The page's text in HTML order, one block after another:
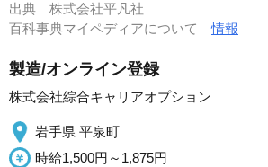
出典 株式会社平凡社
百科事典マイペディアについて情報
製造/オンライン登録
株式会社綜合キャリアオプション
岩手県 平泉町
時給1,500円～1,875円